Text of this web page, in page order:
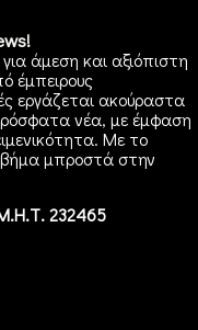
άμεση και αξιόπιστη
έμπειρους
εργάζεται ακούραστα
νέα, με έμφαση
Με το
μπροστά στην
232465